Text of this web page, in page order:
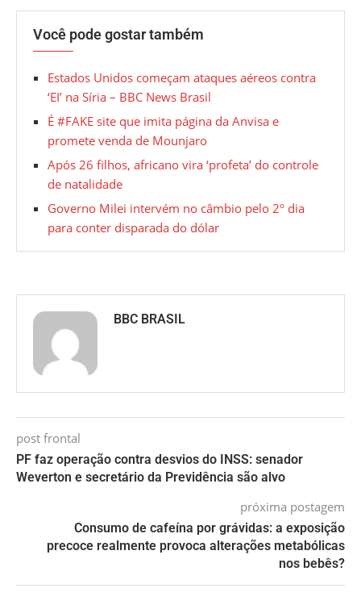
Você pode gostar também
Estados Unidos começam ataques aéreos contra
‘EI’ na Síria – BBC News Brasil
É #FAKE site que imita página da Anvisa e
promete venda de Mounjaro
Após 26 filhos, africano vira ‘profeta’ do controle
de natalidade
Governo Milei intervém no câmbio pelo 2º dia
para conter disparada do dólar
BBC BRASIL
post frontal
PF faz operação contra desvios do INSS: senador
Weverton e secretário da Previdência são alvo
próxima postagem
Consumo de cafeína por grávidas: a exposição
precoce realmente provoca alterações metabólicas
nos bebês?